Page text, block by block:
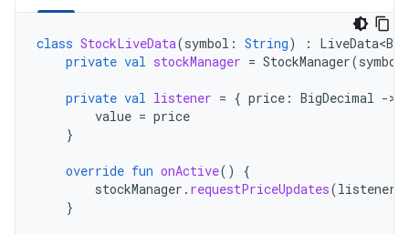
class StockLiveData(symbol : String) :
private val stockManager = StockManager(symbol
private val listener = { price : BigDecimal -
value = price
}
override fun onActive()
{
stockManager . requestPriceUpdates(listener
}